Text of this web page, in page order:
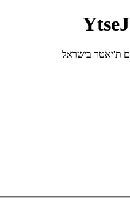
ת'יאטר בישראל